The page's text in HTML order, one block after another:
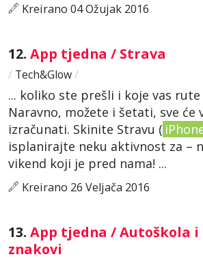
Kreirano 04 Ožujak 2016
12. App tjedna / Strava
/ Tech&Glow/
... koliko ste prešli i koje vas
Naravno, možete i šetati, sve će
izračunati. Skinite Stravu (
isplanirajte neku aktivnost za –
vikend koji je pred nama! ...
Kreirano 26 Veljača 2016
13. App tjedna / Autoškola
znakovi